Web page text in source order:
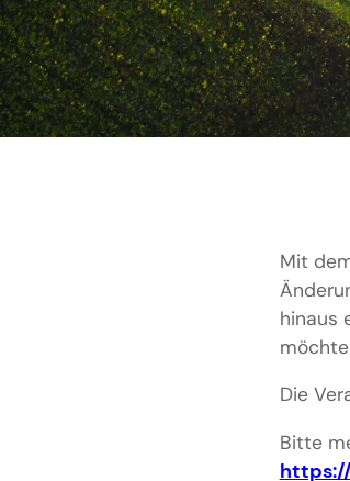
Mit
hinaus
Die
Bitte